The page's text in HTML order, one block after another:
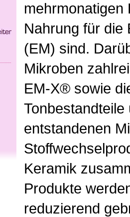
Nahrung für die
(EM) sind.
Mikroben
EM-X® sowie
entstandenen
Keramik
Produkte
reduzierend